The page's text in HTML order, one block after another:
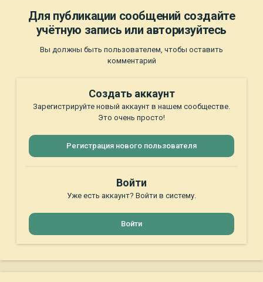
Для публикации сообщений создайте
учётную запись или авторизуйтесь
Вы должны быть пользователем, чтобы оставить
комментарий
Создать аккаунт
Зарегистрируйте новый аккаунт в нашем сообществе.
Это очень просто!
Регистрация нового пользователя
Войти
Уже есть аккаунт? Войти в систему.
Войти